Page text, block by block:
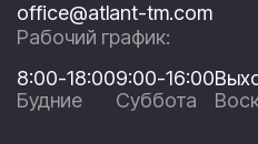
office@atlant-tm.com
Рабочий график:
8:00-18:00
Будние
9:00-16:00
Суббота